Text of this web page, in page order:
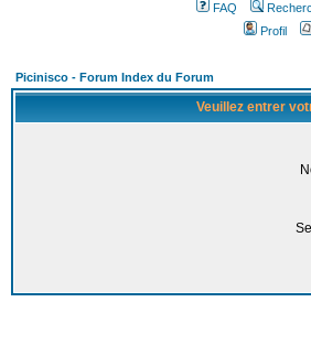
FAQ
Profil
Picinisco - Forum Index du Forum
Veuillez entrer